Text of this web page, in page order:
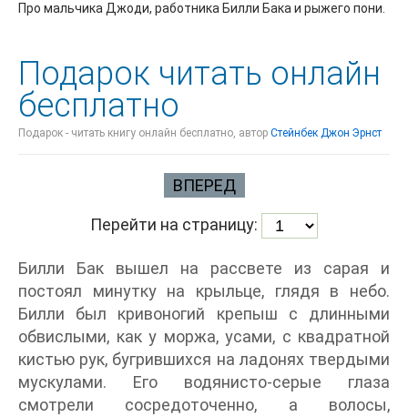
Про мальчика Джоди, работника Билли Бака и рыжего пони.
Подарок читать онлайн
бесплатно
Подарок - читать книгу онлайн бесплатно, автор Стейнбек Джон Эрнст
ВПЕРЕД
Перейти на страницу:
Билли Бак вышел на рассвете из сарая и
постоял минутку на крыльце, глядя в небо.
Билли был кривоногий крепыш с длинными
обвислыми, как у моржа, усами, с квадратной
кистью рук, бугрившихся на ладонях твердыми
мускулами. Его водянисто-серые глаза
смотрели сосредоточенно, а волосы,